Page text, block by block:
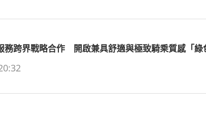
務跨界戰略合作 開啟兼具舒適與極致騎乘質感「綠